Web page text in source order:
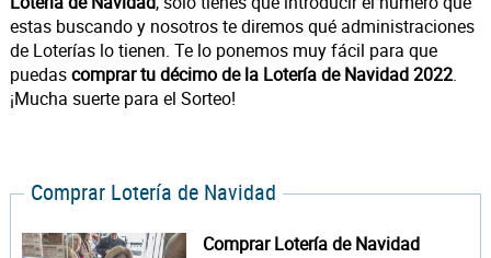
estas buscando y nosotros te diremos qué administraciones
de Loterías lo tienen. Te lo ponemos muy fácil para que
puedascomprar tu décimo de la Lotería de Navidad 2022.
¡Mucha suerte para el Sorteo!
Comprar Lotería de Navidad
Comprar Lotería de Navidad